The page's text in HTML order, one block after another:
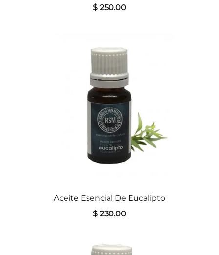
$ 250.00
Aceite Esencial De Eucalipto
$ 230.00